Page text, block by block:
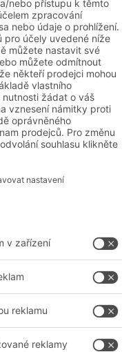
a
jejich cílů.
formulář